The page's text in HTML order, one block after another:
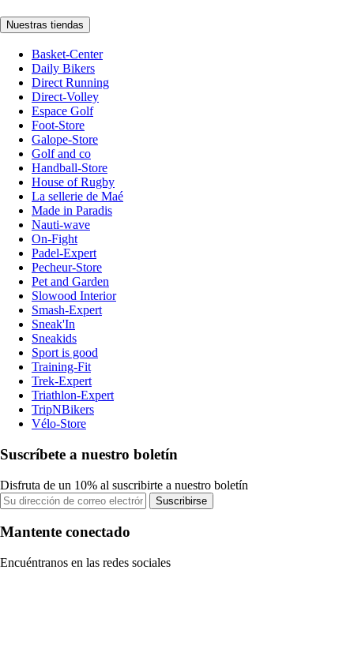
Nuestras tiendas
Basket-Center
Daily Bikers
Direct Running
Direct-Volley
Espace Golf
Foot-Store
Galope-Store
Golf and co
Handball-Store
House of Rugby
La sellerie de Maé
Made in Paradis
Nauti-wave
On-Fight
Padel-Expert
Pecheur-Store
Pet and Garden
Slowood Interior
Smash-Expert
Sneak'In
Sneakids
Sport is good
Training-Fit
Trek-Expert
Triathlon-Expert
TripNBikers
Vélo-Store
Suscríbete a nuestro boletín
Disfruta de un 10% al suscribirte a nuestro boletín
Suscribirse
Mantente conectado
Encuéntranos en las redes sociales